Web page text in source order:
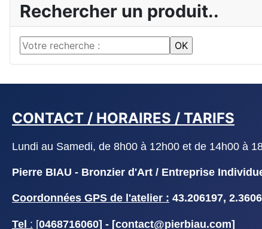
Rechercher un produit..
CONTACT / HORAIRES / TARIFS
Lundi au Samedi, de 8h00 à 12h00 et de 14h00 à
Pierre BIAU - Bronzier d'Art / Entreprise
Coordonnées GPS de l'atelier : 43.206197,
Tel : [0468716060] - [contact@pierbiau.com]